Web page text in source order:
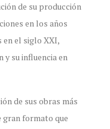
de su producción
en los años
en el siglo XXI,
y su influencia en
de sus obras más
gran formato que